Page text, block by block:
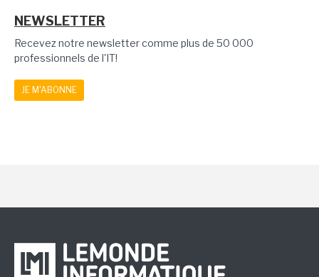
NEWSLETTER
Recevez notre newsletter comme plus de 50 000
professionnels de l'IT!
JE M'ABONNE